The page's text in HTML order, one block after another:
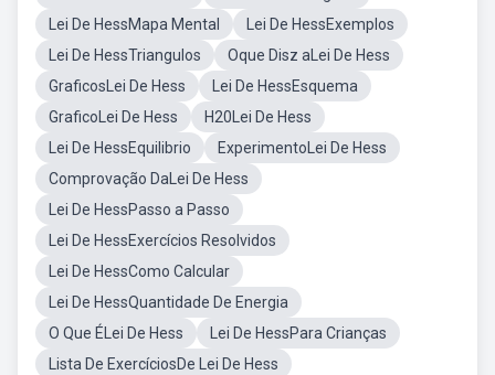
Lei De HessMapa Mental
Lei De HessExemplos
Lei De HessTriangulos
Oque Disz aLei De Hess
GraficosLei De Hess
Lei De HessEsquema
GraficoLei De Hess
H20Lei De Hess
Lei De HessEquilibrio
ExperimentoLei De Hess
Comprovação DaLei De Hess
Lei De HessPasso a Passo
Lei De HessExercícios Resolvidos
Lei De HessComo Calcular
Lei De HessQuantidade De Energia
O Que ÉLei De Hess
Lei De HessPara Crianças
Lista De ExercíciosDe Lei De Hess